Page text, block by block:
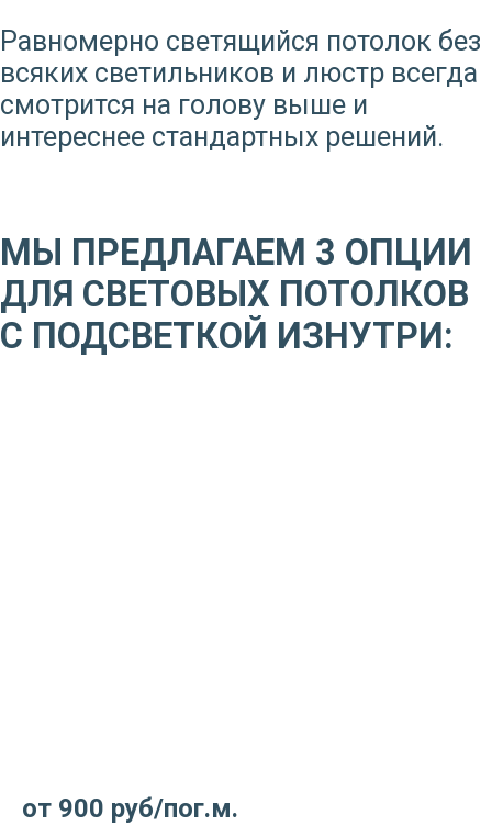
Равномерно светящийся потолок без
всяких светильников и люстр всегда
смотрится на голову выше и
интереснее стандартных решений.
МЫ ПРЕДЛАГАЕМ 3 ОПЦИИ
ДЛЯ СВЕТОВЫХ ПОТОЛКОВ
С ПОДСВЕТКОЙ ИЗНУТРИ:
от 900 руб/пог.м.